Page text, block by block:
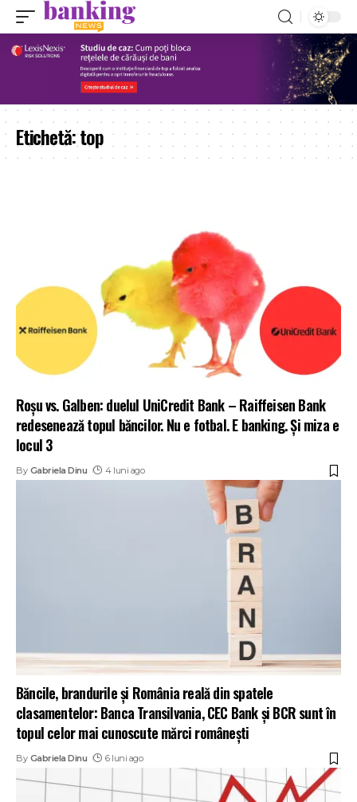
Etichetă:top
Roșu vs. Galben: duelul UniCredit Bank – Raiffeisen Bank
redesenează topul băncilor. Nu e fotbal. E banking. Și miza e
locul 3
By Gabriela Dinu 4 luni ago
Băncile, brandurile și România reală din spatele
clasamentelor: Banca Transilvania, CEC Bank și BCR sunt în
topul celor mai cunoscute mărci românești
By Gabriela Dinu 6 luni ago